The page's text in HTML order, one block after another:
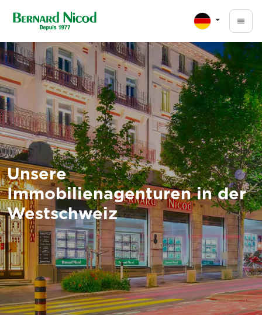
Direkt zum Inhalt
Unsere
Immobilienagenturen in der
Westschweiz